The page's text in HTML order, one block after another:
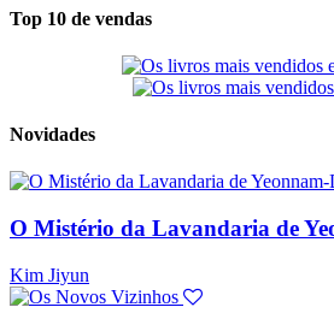
Top 10 de vendas
Novidades
O Mistério da Lavandaria de
Kim Jiyun